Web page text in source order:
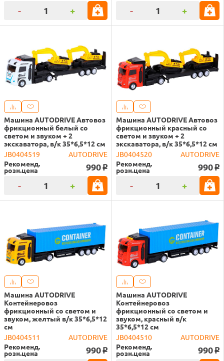
- + - +
Машина AUTODRIVE Автовоз
фрикционный белый со
светом и звуком + 2
экскаватора, в/к 35*6,5*12 см
JB0404519
AUTODRIVE
Рекоменд.
розн.цена 990 o
- +
Машина AUTODRIVE Автовоз
фрикционный красный со
светом и звуком + 2
экскаватора, в/к 35*6,5*12 см
JB0404520
AUTODRIVE
Рекоменд.
розн.цена 990 o
- +
Машина AUTODRIVE
Контейнеровоз
фрикционный со светом и
звуком, желтый в/к 35*6,5*12
см
JB0404511
AUTODRIVE
Рекоменд.
розн.цена 990 o
Машина AUTODRIVE
Контейнеровоз
фрикционный со светом и
звуком, красный в/к
35*6,5*12 см
JB0404510
AUTODRIVE
Рекоменд.
розн.цена 990 o